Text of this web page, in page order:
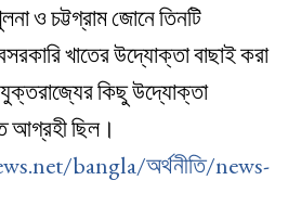
ও চট্টগ্রাম জোনে তিনটি
খাতের উদ্যোক্তা বাছাই করা
কিছু উদ্যোক্তা
আগ্রহী ছিল।
bangla/অর্থনীতি/news-